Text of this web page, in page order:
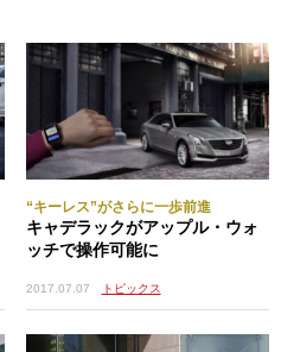
“キーレス”がさらに一歩前進
キャデラックがアップル・ウォ
ッチで操作可能に
2017.07.07 トピックス